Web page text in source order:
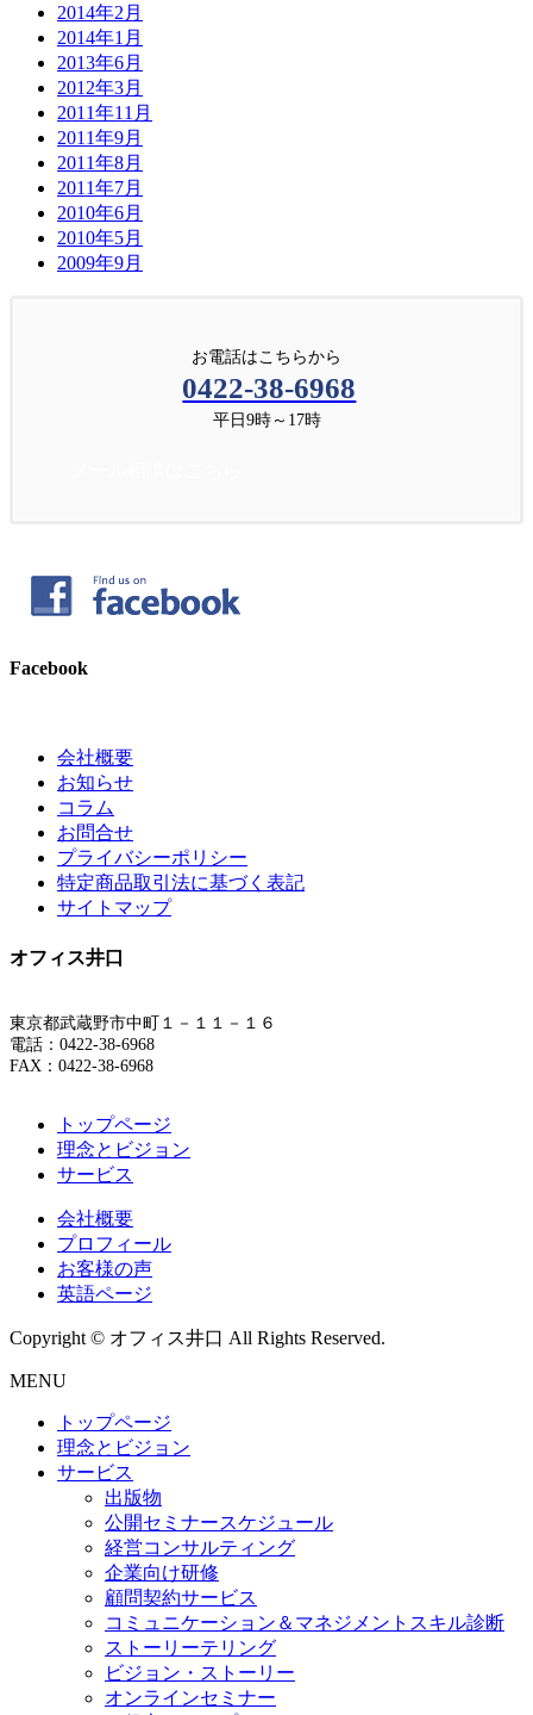
2014年2月
2014年1月
2013年6月
2012年3月
2011年11月
2011年9月
2011年8月
2011年7月
2010年6月
2010年5月
2009年9月
お電話はこちらから
0422-38-6968
平日9時～17時
Facebook
会社概要
お知らせ
コラム
お問合せ
プライバシーポリシー
特定商品取引法に基づく表記
サイトマップ
オフィス井口
東京都武蔵野市中町１－１１－１６
電話：0422-38-6968
FAX：0422-38-6968
トップページ
理念とビジョン
サービス
会社概要
プロフィール
お客様の声
英語ページ
Copyright © オフィス井口 All Rights Reserved.
MENU
トップページ
理念とビジョン
サービス
出版物
公開セミナースケジュール
経営コンサルティング
企業向け研修
顧問契約サービス
コミュニケーション＆マネジメントスキル診断
ストーリーテリング
ビジョン・ストーリー
オンラインセミナー